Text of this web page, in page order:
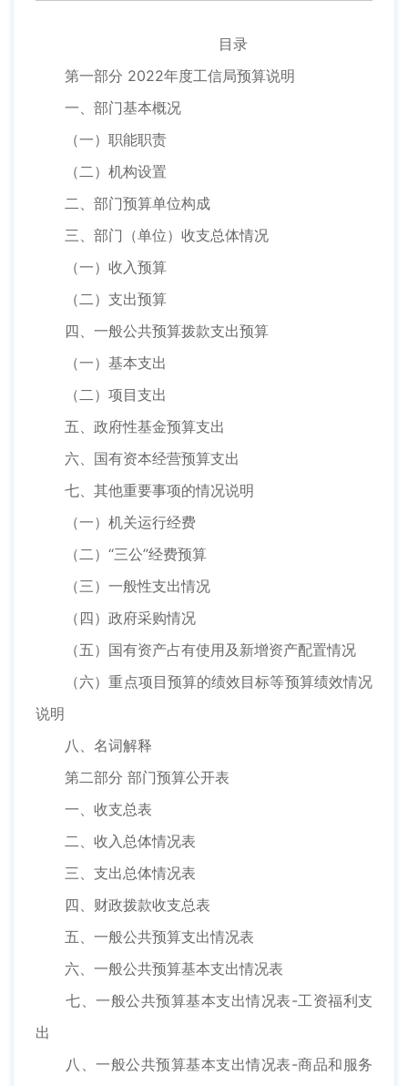
目录
第一部分 2022年度工信局预算说明
一、部门基本概况
（一）职能职责
（二）机构设置
二、部门预算单位构成
三、部门（单位）收支总体情况
（一）收入预算
（二）支出预算
四、一般公共预算拨款支出预算
（一）基本支出
（二）项目支出
五、政府性基金预算支出
六、国有资本经营预算支出
七、其他重要事项的情况说明
（一）机关运行经费
（二）“三公”经费预算
（三）一般性支出情况
（四）政府采购情况
（五）国有资产占有使用及新增资产配置情况
（六）重点项目预算的绩效目标等预算绩效情况
说明
八、名词解释
第二部分 部门预算公开表
一、收支总表
二、收入总体情况表
三、支出总体情况表
四、财政拨款收支总表
五、一般公共预算支出情况表
六、一般公共预算基本支出情况表
七、一般公共预算基本支出情况表-工资福利支
出
八、一般公共预算基本支出情况表-商品和服务